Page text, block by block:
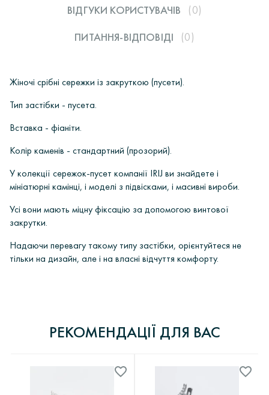
ВІДГУКИ КОРИСТУВАЧIВ
(0)
ПИТАННЯ-ВІДПОВІДІ
(0)
Жіночі срібні сережки із закруткою (пусети).
Тип застібки - пусета.
Вставка - фіаніти.
Колір каменів - стандартний (прозорий).
У колекції сережок-пусет компанії IRIJ ви знайдете і
мініатюрні камінці, і моделі з підвісками, і масивні вироби.
Усі вони мають міцну фіксацію за допомогою винтової
закрутки.
Надаючи перевагу такому типу застібки, орієнтуйтеся не
тільки на дизайн, але і на власні відчуття комфорту.
способів оплати:
Ви оплачуєте замовлений Вами раніше товар через будь-
який діючий банк на території України.
Всі наші прикраси обов'язково проходять опробування в Східному
казенному підприємстві пробірного контролю, що посвідчене
Ми завжди перевіряємо прикраси перед відправкою! А також
просимо Вас оглядати прикраси при отриманні на предмет
РЕКОМЕНДАЦІЇ ДЛЯ ВАС